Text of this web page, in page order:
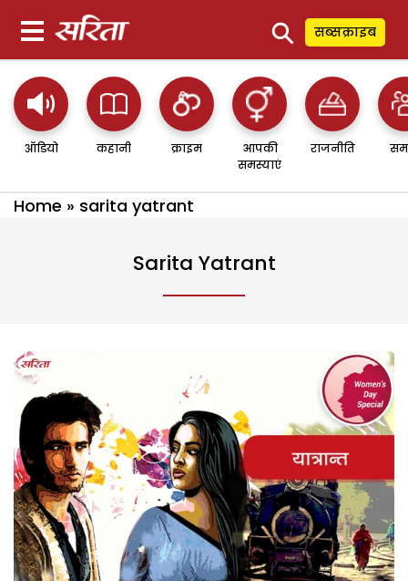
⚲ सब्सक्राइब
ऑडियो कहानी क्राइम
आपकी
समस्याएं
राजनीति
Home » sarita yatrant
Sarita Yatrant